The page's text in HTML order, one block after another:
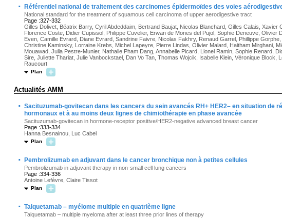
· Référentiel national de traitement des carcinomes épidermoïdes des voies
National standard for the treatment of squamous cell carcinoma of upper aerodigestive tract
Page :327-332
Gilles Dolivet, Béatrix Barry, Cyril Abdeddaim, Bertrand Baujat, Nicolas Blanchard, Gilles Calais, Xavier
Florence Coste, Didier Cupissol, Philippe Cuvelier, Erwan de Mones del Pujol, Sophie Deneuve, Olivier
Even, Camille Evrard, Diane Evrard, Sandrine Faivre, Nicolas Fakhry, Renaud Garrel, Phillippe
Christine Kaminsky, Lorraine Krebs, Michel Lapeyre, Pierre Lindas, Olivier Malard, Haitham Mirghani,
Mouawad, Julia Pestre-Munier, Nathalie Pham Dang, Annabelle Picard, Lionel Ramin, Sophie Renard,
Sire, Juliette Thariat, Julie Vanbockstael, Dan Vo Tan, Thomas Wojcik, Isabelle Klein, Véronique Block,
Raucourt
Plan
Actualités AMM
· Sacituzumab-govitecan dans les cancers du sein avancés RH+ HER2– en situation de
hormonaux et à au moins deux lignes de chimiothérapie en phase avancée
Sacituzumab-govitecan in hormone-receptor positive/HER2-negative advanced breast cancer
Page :333-334
Hanna Besnainou, Luc Cabel
Plan
· Pembrolizumab en adjuvant dans le cancer bronchique non à petites cellules
Pembrolizumab in adjuvant therapy in non-small cell lung cancers
Page :334-336
Antoine Lefèvre, Claire Tissot
Plan
· Talquetamab – myélome multiple en quatrième ligne
Talquetamab – multiple myeloma after at least three prior lines of therapy